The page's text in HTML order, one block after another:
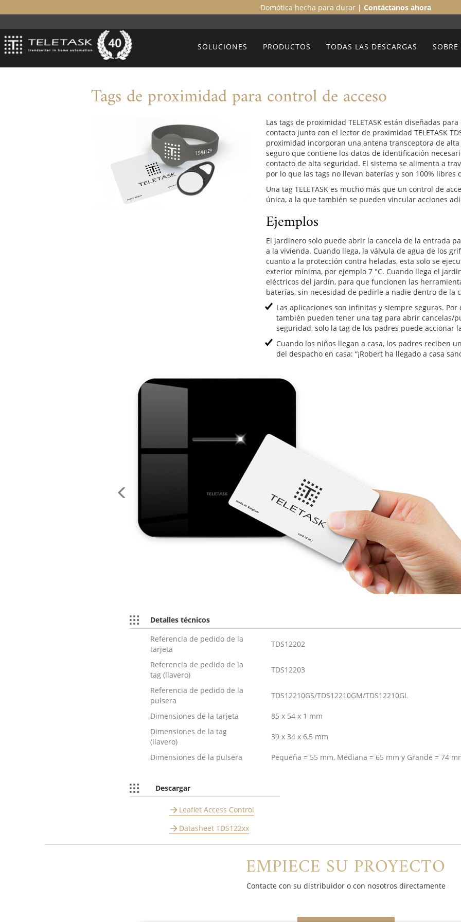
Domótica hecha para durar | Contáctanos ahora
SOLUCIONES PRODUCTOS TODAS LAS DESCARGAS
Tags de proximidad para control de acceso
Las tags de proximidad TELETASK están diseñadas
contacto junto con el lector de proximidad TELETASK
proximidad incorporan una antena transceptora de
seguro que contiene los datos de identificación
contacto de alta seguridad. El sistema se alimenta a
por lo que las tags no llevan baterías y son 100% libres
Una tag TELETASK es mucho más que un control de
única, a la que también se pueden vincular acciones
Ejemplos
El jardinero solo puede abrir la cancela de la entrada
a la vivienda. Cuando llega, la válvula de agua de los
cuanto a la protección contra heladas, esta solo se
exterior mínima, por ejemplo 7 °C. Cuando llega el
eléctricos del jardín, para que funcionen las
baterías, sin necesidad de pedirle a nadie dentro de la
Las aplicaciones son infinitas y siempre seguras.
también pueden tener una tag para abrir cancelas/
seguridad, solo la tag de los padres puede accionar
Cuando los niños llegan a casa, los padres reciben
del despacho en casa: “¡Robert ha llegado a casa
Detalles técnicos
Referencia de pedido de la
tarjeta
TDS12202
Referencia de pedido de la
tag (llavero)
TDS12203
Referencia de pedido de la
pulsera
TDS12210GS/TDS12210GM/TDS12210GL
Dimensiones de la tarjeta
85 x 54 x 1 mm
Dimensiones de la tag
(llavero)
39 x 34 x 6,5 mm
Dimensiones de la pulsera Pequeña = 55 mm, Mediana = 65 mm y Grande = 74
Descargar
Leaflet Access Control
Datasheet TDS122xx
EMPIECE SU PROYECTO
Contacte con su distribuidor o con nosotros directamente